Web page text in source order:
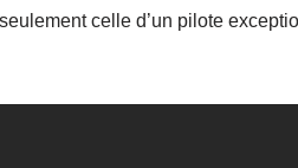
celle d’un pilote